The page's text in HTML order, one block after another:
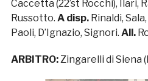
Caccetta (22’st Rocchi), Ilari,
Russotto. A disp.Rinaldi,
Paoli, D’Ignazio, Signori. All.
ARBITRO:Zingarelli di Siena